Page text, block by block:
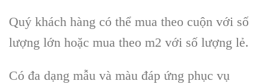
Quý khách hàng có thể mua theo cuộn với số
lượng lớn hoặc mua theo m2 với số lượng lẻ.
Có đa dạng mẫu và màu đáp ứng phục vụ